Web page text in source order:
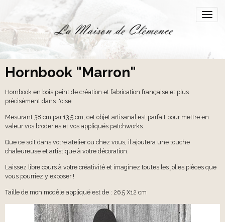
Hornbook "Marron"
Hornbook en bois peint de création et fabrication française et plus
précisément dans l'oise
Mesurant 38 cm par 13.5 cm, cet objet artisanal est parfait pour mettre en
valeur vos broderies et vos appliqués patchworks.
Que ce soit dans votre atelier ou chez vous, il ajoutera une touche
chaleureuse et artistique à votre décoration.
Laissez libre cours à votre créativité et imaginez toutes les jolies pièces que
vous pourriez y exposer !
Taille de mon modèle appliqué est de : 26.5 X12 cm